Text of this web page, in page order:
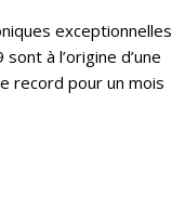
exceptionnelles
à l’origine d’une
record pour un mois